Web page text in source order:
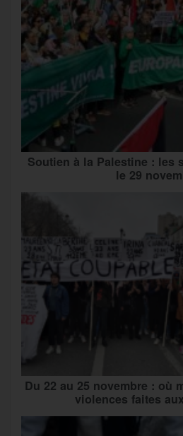
Soutien à la Palestine : les
le 29
Du 22 au 25 novembre : où
violences faites